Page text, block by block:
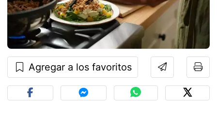
Agregar a los favoritos